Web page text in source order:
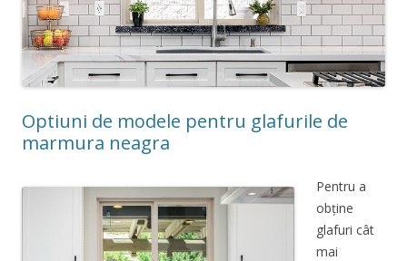
Optiuni de modele pentru glafurile de
marmura neagra
Pentru a
obține
glafuri cât
mai